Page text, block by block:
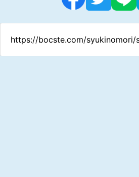
https://bocste.com/syukinomori/